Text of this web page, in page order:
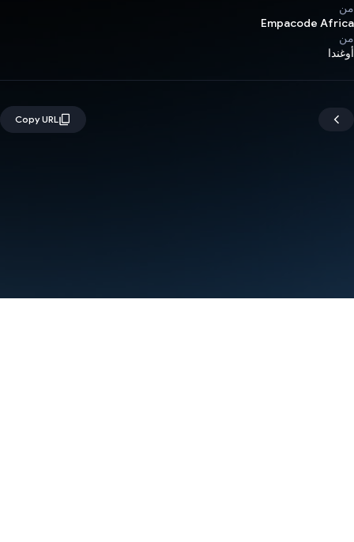
من
Empacode Africa
من
أوغندا